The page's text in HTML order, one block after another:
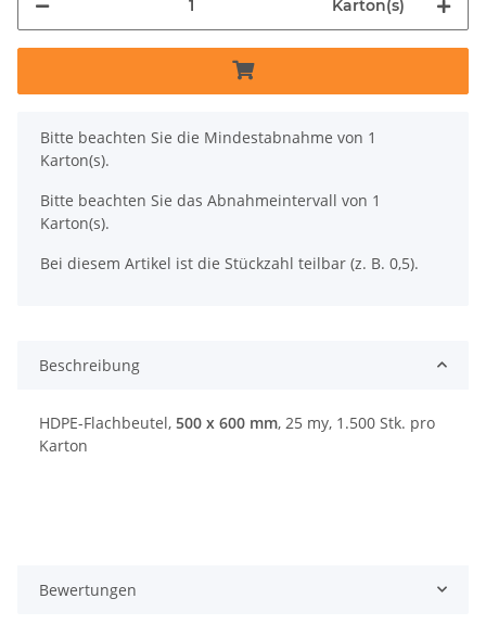
Karton(s)
x
Bitte beachten Sie die Mindestabnahme von 1
Karton(s).
Bitte beachten Sie das Abnahmeintervall von 1
Karton(s).
Bei diesem Artikel ist die Stückzahl teilbar (z. B. 0,5).
Beschreibung
HDPE-Flachbeutel, 500 x 600 mm, 25 my, 1.500 Stk. pro
Karton
Bewertungen